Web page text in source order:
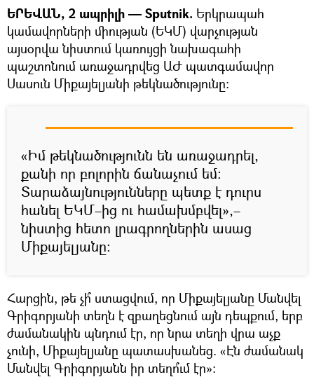
ԵՐԵՎԱՆ, 2 ապրիլի — Sputnik. Երկրապահ
կամավորների միության (ԵԿՄ) վարչության
այսօրվա նիստում կառույցի նախագահի
պաշտոնում առաջադրվեց ԱԺ պատգամավոր
Սասուն Միքայելյանի թեկնածությունը։
«Իմ թեկնածությունն են առաջադրել,
քանի որ բոլորին ճանաչում եմ։
Տարաձայնությունները պետք է դուրս
հանել ԵԿՄ–ից ու համախմբվել»,–
նիստից հետո լրագրողներին ասաց
Միքայելյանը։
Հարցին, թե չի՞ ստացվում, որ Միքայելյանը Մանվել
Գրիգորյանի տեղն է զբաղեցնում այն դեպքում, երբ
ժամանակին պնդում էր, որ նրա տեղի վրա աչք
չունի, Միքայելյանը պատասխանեց. «Էն ժամանակ
Մանվել Գրիգորյանն իր տեղո՞ւմ էր»։